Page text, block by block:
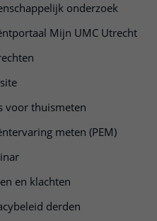
onderzoek
Mijn UMC Utrecht
voor thuismeten
meten (PEM)
en klachten
derden